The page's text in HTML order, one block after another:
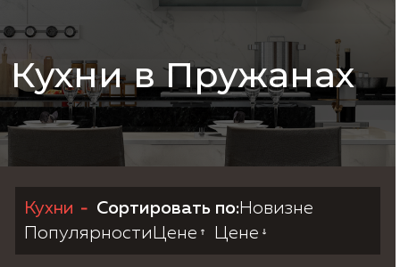
прихожую
Шкафы
Мебель в
спальню
Детская мебель
Кухни в Пружанах
Кухни Сортировать по:Новизне
Популярности
Цене Цене